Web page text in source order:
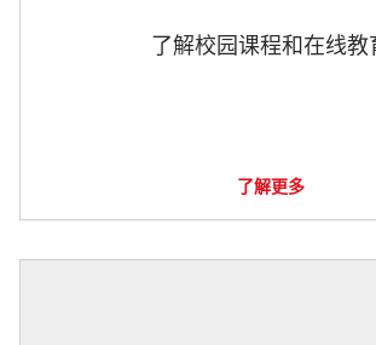
了解校园课程和在线教
了解更多